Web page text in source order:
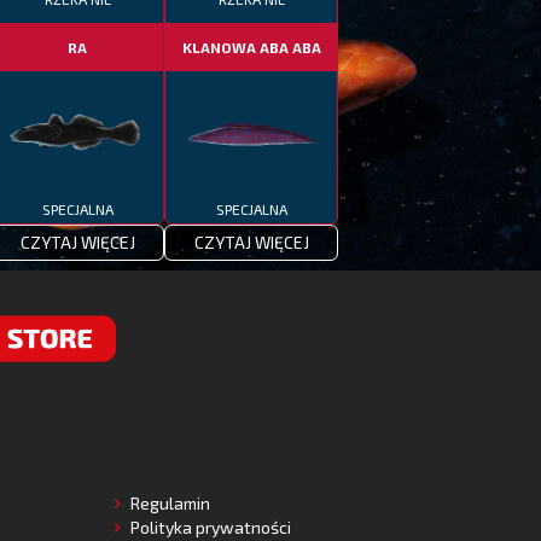
RA
SPECJALNA
CZYTAJ WIĘCEJ
KLANOWA ABA ABA
SPECJALNA
CZYTAJ WIĘCEJ
Regulamin
Polityka prywatności